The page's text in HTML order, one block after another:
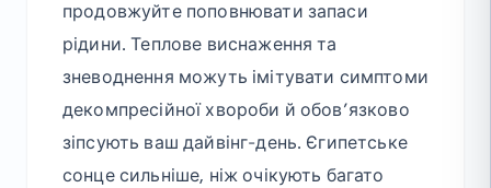
продовжуйте поповнювати запаси
рідини. Теплове виснаження та
зневоднення можуть імітувати симптоми
декомпресійної хвороби й обов’язково
зіпсують ваш дайвінг-день. Єгипетське
сонце сильніше, ніж очікують багато